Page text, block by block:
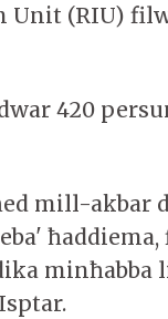
Unit (RIU)
420
mill-